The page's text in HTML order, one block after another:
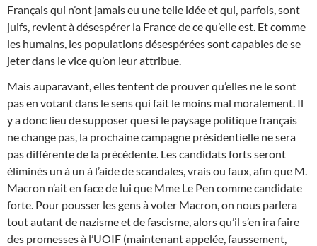
Français qui n’ont jamais eu une telle idée et qui, parfois, sont
juifs, revient à désespérer la France de ce qu’elle est. Et comme
les humains, les populations désespérées sont capables de se
jeter dans le vice qu’on leur attribue.
Mais auparavant, elles tentent de prouver qu’elles ne le sont
pas en votant dans le sens qui fait le moins mal moralement. Il
y a donc lieu de supposer que si le paysage politique français
ne change pas, la prochaine campagne présidentielle ne sera
pas différente de la précédente. Les candidats forts seront
éliminés un à un à l’aide de scandales, vrais ou faux, afin que M.
Macron n’ait en face de lui que Mme Le Pen comme candidate
forte. Pour pousser les gens à voter Macron, on nous parlera
tout autant de nazisme et de fascisme, alors qu’il s’en ira faire
des promesses à l’UOIF (maintenant appelée, faussement,